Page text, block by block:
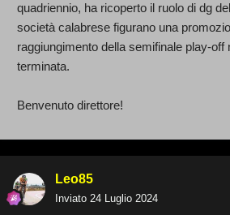
quadriennio, ha ricoperto il ruolo di dg del
società calabrese figurano una
raggiungimento della semifinale play-off
terminata.
Benvenuto direttore!
Leo85
Inviato 24 Luglio 2024